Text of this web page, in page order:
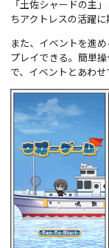
「土佐シャードの主
ちアクトレスの活躍に
また、イベントを進
プレイできる。簡単
で、イベントとあわせ